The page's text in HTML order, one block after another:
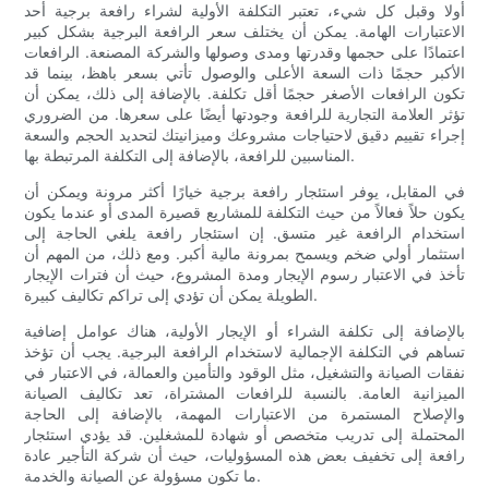
أولا وقبل كل شيء، تعتبر التكلفة الأولية لشراء رافعة برجية أحد
الاعتبارات الهامة. يمكن أن يختلف سعر الرافعة البرجية بشكل كبير
اعتمادًا على حجمها وقدرتها ومدى وصولها والشركة المصنعة. الرافعات
الأكبر حجمًا ذات السعة الأعلى والوصول تأتي بسعر باهظ، بينما قد
تكون الرافعات الأصغر حجمًا أقل تكلفة. بالإضافة إلى ذلك، يمكن أن
تؤثر العلامة التجارية للرافعة وجودتها أيضًا على سعرها. من الضروري
إجراء تقييم دقيق لاحتياجات مشروعك وميزانيتك لتحديد الحجم والسعة
المناسبين للرافعة، بالإضافة إلى التكلفة المرتبطة بها.
في المقابل، يوفر استئجار رافعة برجية خيارًا أكثر مرونة ويمكن أن
يكون حلاً فعالاً من حيث التكلفة للمشاريع قصيرة المدى أو عندما يكون
استخدام الرافعة غير متسق. إن استئجار رافعة يلغي الحاجة إلى
استثمار أولي ضخم ويسمح بمرونة مالية أكبر. ومع ذلك، من المهم أن
تأخذ في الاعتبار رسوم الإيجار ومدة المشروع، حيث أن فترات الإيجار
الطويلة يمكن أن تؤدي إلى تراكم تكاليف كبيرة.
بالإضافة إلى تكلفة الشراء أو الإيجار الأولية، هناك عوامل إضافية
تساهم في التكلفة الإجمالية لاستخدام الرافعة البرجية. يجب أن تؤخذ
نفقات الصيانة والتشغيل، مثل الوقود والتأمين والعمالة، في الاعتبار في
الميزانية العامة. بالنسبة للرافعات المشتراة، تعد تكاليف الصيانة
والإصلاح المستمرة من الاعتبارات المهمة، بالإضافة إلى الحاجة
المحتملة إلى تدريب متخصص أو شهادة للمشغلين. قد يؤدي استئجار
رافعة إلى تخفيف بعض هذه المسؤوليات، حيث أن شركة التأجير عادة
ما تكون مسؤولة عن الصيانة والخدمة.